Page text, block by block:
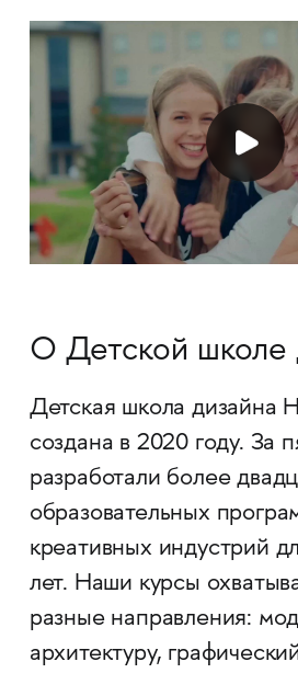
О Детской школе
Детская школа
создана в 2020 году. За
разработали более
образовательных
креативных индустрий
лет. Наши курсы
разные направления:
архитектуру,